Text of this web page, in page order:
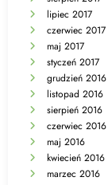
lipiec 2017
czerwiec 2017
maj 2017
styczeń 2017
grudzień 2016
listopad 2016
sierpień 2016
czerwiec 2016
maj 2016
kwiecień 2016
marzec 2016